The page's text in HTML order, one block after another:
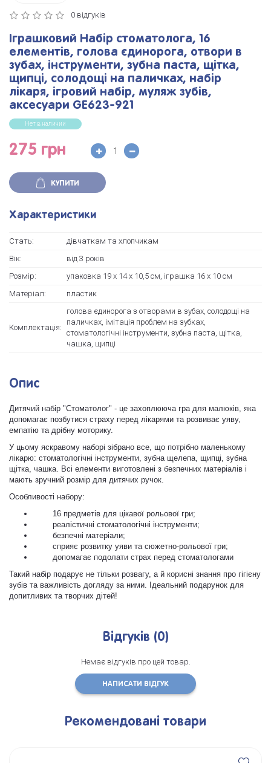
0 відгуків
Іграшковий Набір стоматолога, 16
елементів, голова єдинорога, отвори в
зубах, інструменти, зубна паста, щітка,
щипці, солодощі на паличках, набір
лікаря, ігровий набір, муляж зубів,
аксесуари GE623-921
Нет в наличии
275 грн
КУПИТИ
Характеристики
Стать:
дівчаткам та хлопчикам
Вік:
від 3 років
Розмір:
упаковка 19 х 14 х 10,5 см, іграшка 16 х 10 см
Матеріал:
пластик
Комплектація:
голова єдинорога з отворами в зубах, солодощі на
паличках, імітація проблем на зубках,
стоматологічні інструменти, зубна паста, щітка,
чашка, щипці
Опис
Дитячий набір "Стоматолог" - це захоплююча гра для малюків, яка
допомагає позбутися страху перед лікарями та розвиває уяву,
емпатію та дрібну моторику.
У цьому яскравому наборі зібрано все, що потрібно маленькому
лікарю: стоматологічні інструменти, зубна щелепа, щипці, зубна
щітка, чашка. Всі елементи виготовлені з безпечних матеріалів і
мають зручний розмір для дитячих ручок.
Особливості набору:
16 предметів для цікавої рольової гри;
реалістичні стоматологічні інструменти;
безпечні матеріали;
сприяє розвитку уяви та сюжетно-рольової гри;
допомагає подолати страх перед стоматологами
Такий набір подарує не тільки розвагу, а й корисні знання про гігієну
зубів та важливість догляду за ними. Ідеальний подарунок для
допитливих та творчих дітей!
Відгуків (0)
Немає відгуків про цей товар.
НАПИСАТИ ВІДГУК
Рекомендовані товари